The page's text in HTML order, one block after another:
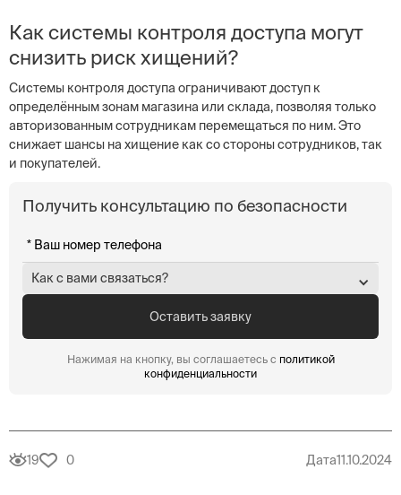
Как системы контроля доступа могут
снизить риск хищений?
Системы контроля доступа ограничивают доступ к
определённым зонам магазина или склада, позволяя только
авторизованным сотрудникам перемещаться по ним. Это
снижает шансы на хищение как со стороны сотрудников, так
и покупателей.
Получить консультацию по безопасности
Как с вами связаться?
Нажимая на кнопку, вы соглашаетесь с политикой
конфиденциальности
19 0 Дата11.10.2024